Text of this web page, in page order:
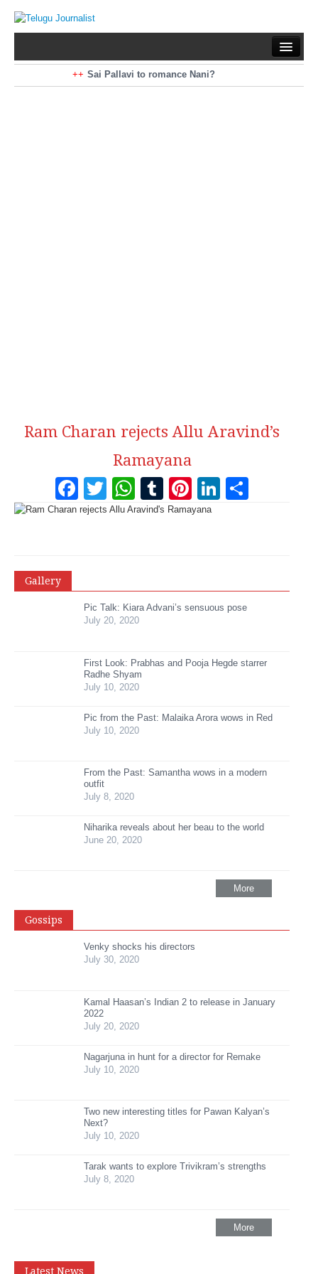
Sai Pallavi to romance Nani?
Kiara Advani to romance Pawan Kalyan
Ram Charan rejects Allu Aravind’s
Ramayana
Facebook
Twitter
WhatsApp
Tumblr
Pinterest
Gallery
Pic Talk: Kiara Advani’s sensuous pose
July 20, 2020
First Look: Prabhas and Pooja Hegde starrer
Radhe Shyam
July 10, 2020
Pic from the Past: Malaika Arora wows in Red
July 10, 2020
From the Past: Samantha wows in a modern
outfit
July 8, 2020
Niharika reveals about her beau to the world
June 20, 2020
More
Gossips
Venky shocks his directors
July 30, 2020
Kamal Haasan’s Indian 2 to release in January
2022
July 20, 2020
Nagarjuna in hunt for a director for Remake
July 10, 2020
Two new interesting titles for Pawan Kalyan’s
Next?
July 10, 2020
Tarak wants to explore Trivikram’s strengths
July 8, 2020
More
Latest News